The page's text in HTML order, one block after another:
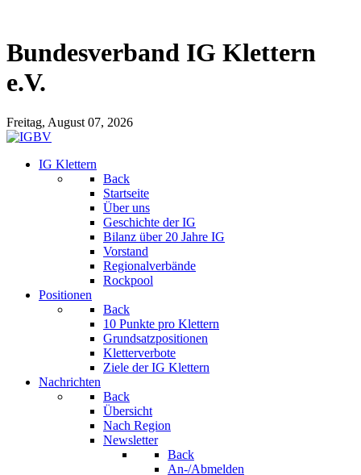
Bundesverband IG Klettern
e.V.
Freitag, August 07, 2026
IG Klettern
Back
Startseite
Über uns
Geschichte der IG
Bilanz über 20 Jahre IG
Vorstand
Regionalverbände
Rockpool
Positionen
Back
10 Punkte pro Klettern
Grundsatzpositionen
Kletterverbote
Ziele der IG Klettern
Nachrichten
Back
Übersicht
Nach Region
Newsletter
Back
An-/Abmelden